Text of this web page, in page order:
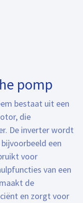
pomp
bestaat uit een
die
De inverter wordt
een
voor
van een
de
en zorgt voor